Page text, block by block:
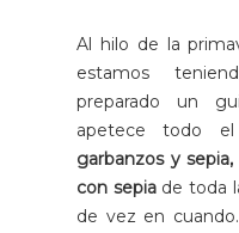
Al hilo de la
estamos
preparado un
apetece todo
garbanzos y sepia,
con sepiade toda
de vez en